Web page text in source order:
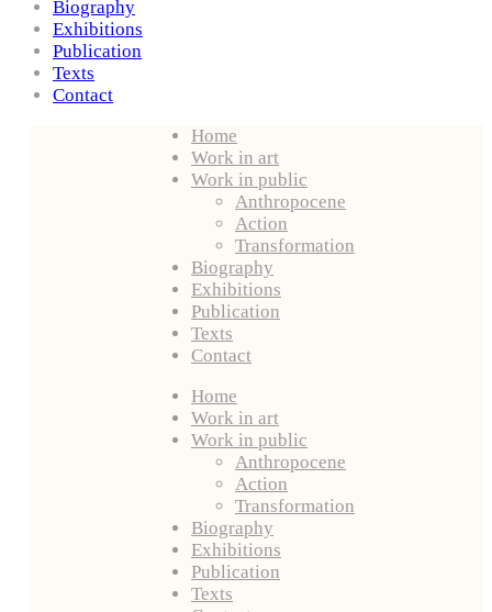
Biography
Exhibitions
Publication
Texts
Contact
Home
Work in art
Work in public
Anthropocene
Action
Transformation
Biography
Exhibitions
Publication
Texts
Contact
Home
Work in art
Work in public
Anthropocene
Action
Transformation
Biography
Exhibitions
Publication
Texts